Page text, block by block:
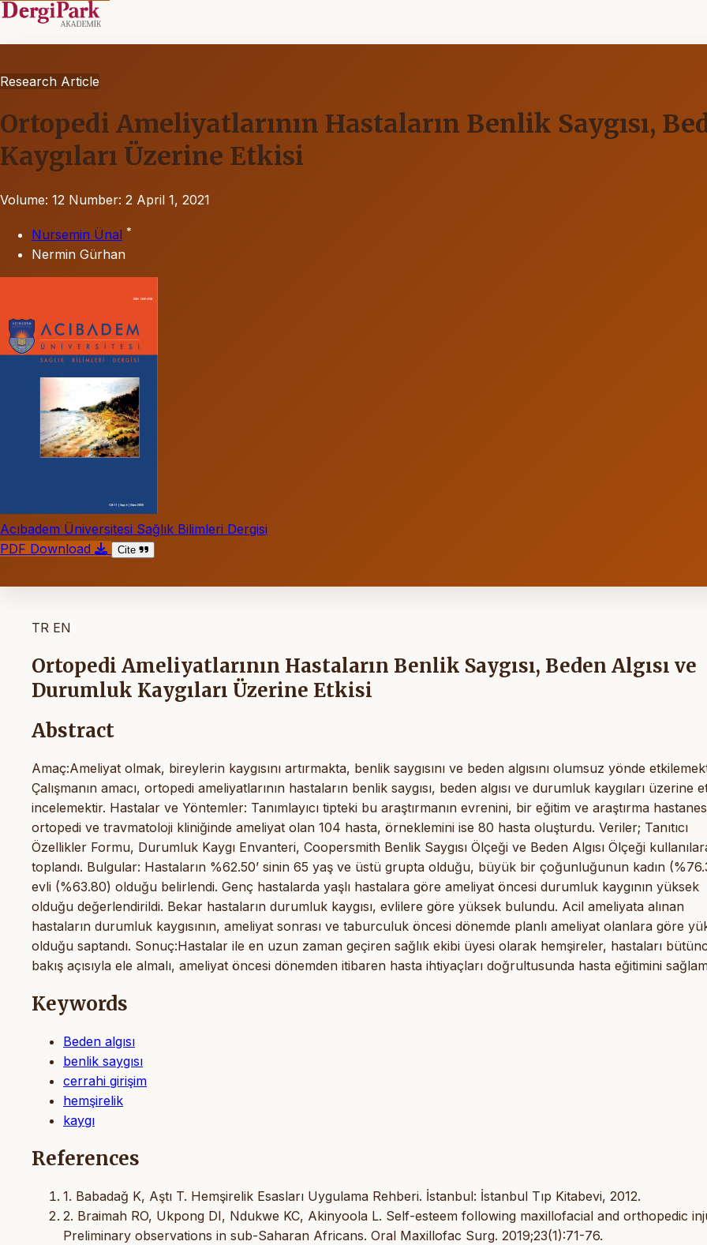
Research Article
Ortopedi Ameliyatlarının Hastaların Benlik Saygısı,
Kaygıları Üzerine Etkisi
Volume: 12 Number: 2 April 1, 2021
Nursemin Ünal *
Nermin Gürhan
Acıbadem Üniversitesi Sağlık Bilimleri Dergisi
PDF Download
Cite
TR EN
Ortopedi Ameliyatlarının Hastaların Benlik Saygısı, Beden Algısı ve
Durumluk Kaygıları Üzerine Etkisi
Abstract
Amaç:Ameliyat olmak, bireylerin kaygısını artırmakta, benlik saygısını ve beden algısını olumsuz yönde
Çalışmanın amacı, ortopedi ameliyatlarının hastaların benlik saygısı, beden algısı ve durumluk kaygıları üzerine
incelemektir. Hastalar ve Yöntemler: Tanımlayıcı tipteki bu araştırmanın evrenini, bir eğitim ve araştırma
ortopedi ve travmatoloji kliniğinde ameliyat olan 104 hasta, örneklemini ise 80 hasta oluşturdu. Veriler; Tanıtıcı
Özellikler Formu, Durumluk Kaygı Envanteri, Coopersmith Benlik Saygısı Ölçeği ve Beden Algısı Ölçeği
toplandı. Bulgular: Hastaların %62.50’ sinin 65 yaş ve üstü grupta olduğu, büyük bir çoğunluğunun kadın
evli (%63.80) olduğu belirlendi. Genç hastalarda yaşlı hastalara göre ameliyat öncesi durumluk kaygının yüksek
olduğu değerlendirildi. Bekar hastaların durumluk kaygısı, evlilere göre yüksek bulundu. Acil ameliyata alınan
hastaların durumluk kaygısının, ameliyat sonrası ve taburculuk öncesi dönemde planlı ameliyat olanlara göre
olduğu saptandı. Sonuç:Hastalar ile en uzun zaman geçiren sağlık ekibi üyesi olarak hemşireler, hastaları
bakış açısıyla ele almalı, ameliyat öncesi dönemden itibaren hasta ihtiyaçları doğrultusunda hasta eğitimini
Keywords
Beden algısı
benlik saygısı
cerrahi girişim
hemşirelik
kaygı
References
1. Babadağ K, Aştı T. Hemşirelik Esasları Uygulama Rehberi. İstanbul: İstanbul Tıp Kitabevi, 2012.
2. Braimah RO, Ukpong DI, Ndukwe KC, Akinyoola L. Self-esteem following maxillofacial and orthopedic
Preliminary observations in sub-Saharan Africans. Oral Maxillofac Surg. 2019;23(1):71-76.